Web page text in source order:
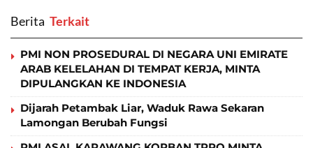
Berita ‎ Terkait
PMI NON PROSEDURAL DI NEGARA UNI EMIRATE
ARAB KELELAHAN DI TEMPAT KERJA, MINTA
DIPULANGKAN KE INDONESIA
Dijarah Petambak Liar, Waduk Rawa Sekaran
Lamongan Berubah Fungsi